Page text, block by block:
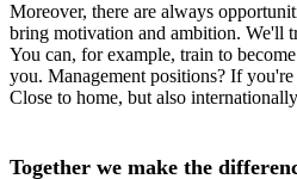
Moreover, there are always
bring motivation and ambition. We'll
You can, for example, train to
you. Management positions? If you're
Close to home, but also
Together we make the